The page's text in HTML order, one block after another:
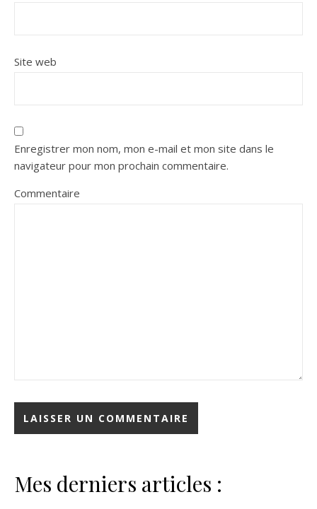
Site web
Enregistrer mon nom, mon e-mail et mon site dans le
navigateur pour mon prochain commentaire.
Commentaire
Mes derniers articles :